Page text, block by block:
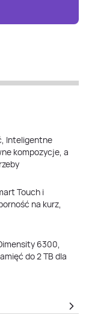
Inteligentne
kompozycje, a
Touch i
na kurz,
6300,
do 2 TB dla